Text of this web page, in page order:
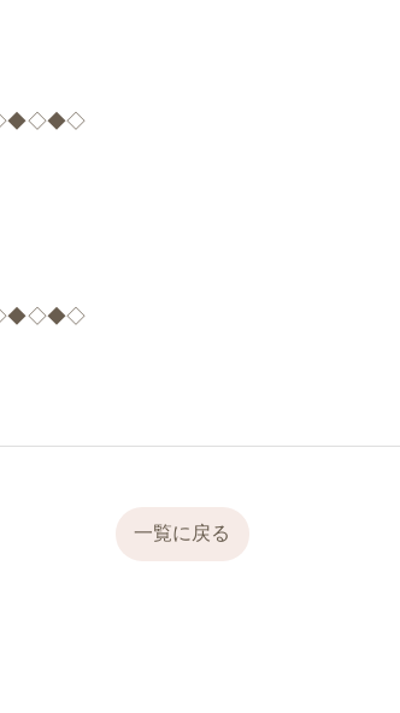
一覧に戻る